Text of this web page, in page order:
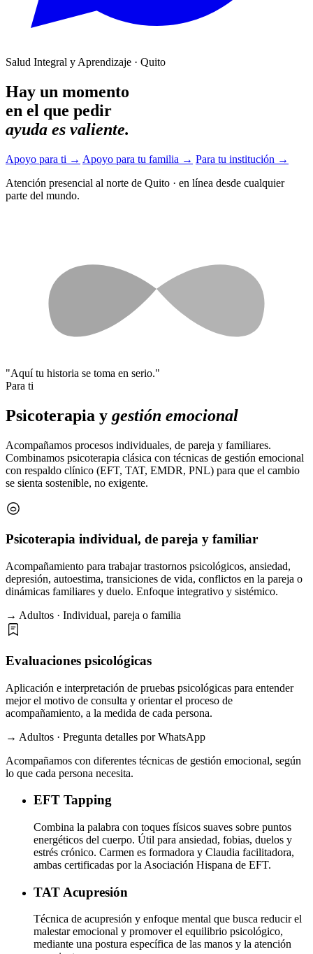
Salud Integral y Aprendizaje · Quito
Hay un momento
en el que pedir
ayuda es valiente.
Apoyo para ti → Apoyo para tu familia → Para tu institución →
Atención presencial al norte de Quito · en línea desde cualquier
parte del mundo.
"Aquí tu historia se toma en serio."
Para ti
Psicoterapia y gestión emocional
Acompañamos procesos individuales, de pareja y familiares.
Combinamos psicoterapia clásica con técnicas de gestión emocional
con respaldo clínico (EFT, TAT, EMDR, PNL) para que el cambio
se sienta sostenible, no exigente.
Psicoterapia individual, de pareja y familiar
Acompañamiento para trabajar trastornos psicológicos, ansiedad,
depresión, autoestima, transiciones de vida, conflictos en la pareja o
dinámicas familiares y duelo. Enfoque integrativo y sistémico.
→ Adultos · Individual, pareja o familia
Evaluaciones psicológicas
Aplicación e interpretación de pruebas psicológicas para entender
mejor el motivo de consulta y orientar el proceso de
acompañamiento, a la medida de cada persona.
→ Adultos · Pregunta detalles por WhatsApp
Acompañamos con diferentes técnicas de gestión emocional, según
lo que cada persona necesita.
EFT Tapping
Combina la palabra con toques físicos suaves sobre puntos
energéticos del cuerpo. Útil para ansiedad, fobias, duelos y
estrés crónico. Carmen es formadora y Claudia facilitadora,
ambas certificadas por la Asociación Hispana de EFT.
TAT Acupresión
Técnica de acupresión y enfoque mental que busca reducir el
malestar emocional y promover el equilibrio psicológico,
mediante una postura específica de las manos y la atención